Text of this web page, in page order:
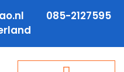
085-2127595